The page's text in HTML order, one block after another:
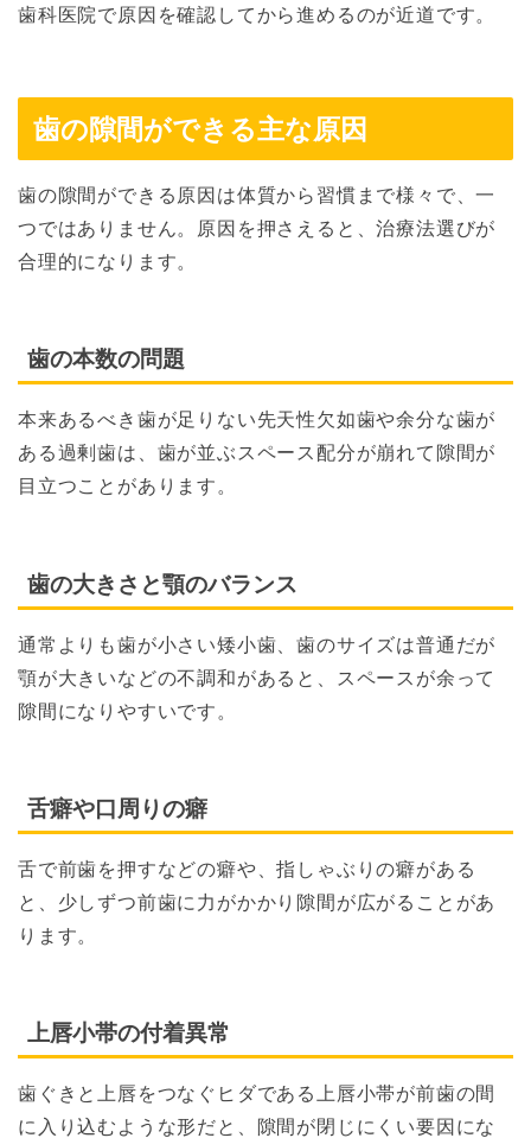
歯科医院で原因を確認してから進めるのが近道です。
歯の隙間ができる主な原因
歯の隙間ができる原因は体質から習慣まで様々で、一
つではありません。原因を押さえると、治療法選びが
合理的になります。
歯の本数の問題
本来あるべき歯が足りない先天性欠如歯や余分な歯が
ある過剰歯は、歯が並ぶスペース配分が崩れて隙間が
目立つことがあります。
歯の大きさと顎のバランス
通常よりも歯が小さい矮小歯、歯のサイズは普通だが
顎が大きいなどの不調和があると、スペースが余って
隙間になりやすいです。
舌癖や口周りの癖
舌で前歯を押すなどの癖や、指しゃぶりの癖がある
と、少しずつ前歯に力がかかり隙間が広がることがあ
ります。
上唇小帯の付着異常
歯ぐきと上唇をつなぐヒダである上唇小帯が前歯の間
に入り込むような形だと、隙間が閉じにくい要因にな